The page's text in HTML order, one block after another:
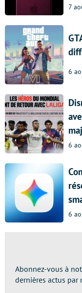
7
6
6
6
Abonnez-vous à
dernières actus par